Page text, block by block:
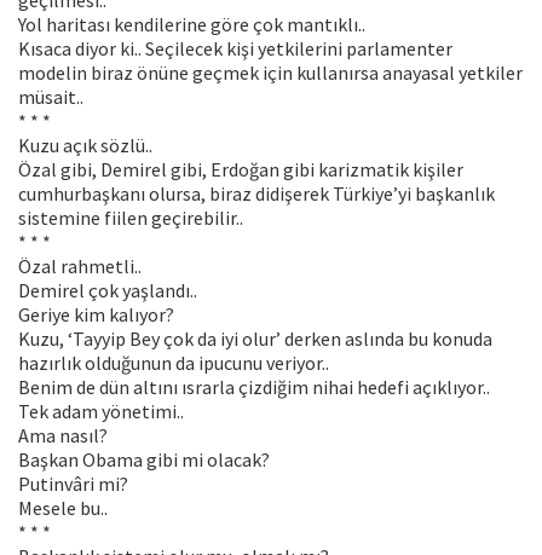
Yol haritası kendilerine göre çok mantıklı..
Kısaca diyor ki.. Seçilecek kişi yetkilerini parlamenter
modelin biraz önüne geçmek için kullanırsa anayasal yetkiler
müsait..
* * *
Kuzu açık sözlü..
Özal gibi, Demirel gibi, Erdoğan gibi karizmatik kişiler
cumhurbaşkanı olursa, biraz didişerek Türkiye’yi başkanlık
sistemine fiilen geçirebilir..
* * *
Özal rahmetli..
Demirel çok yaşlandı..
Geriye kim kalıyor?
Kuzu, ‘Tayyip Bey çok da iyi olur’ derken aslında bu konuda
hazırlık olduğunun da ipucunu veriyor..
Benim de dün altını ısrarla çizdiğim nihai hedefi açıklıyor..
Tek adam yönetimi..
Ama nasıl?
Başkan Obama gibi mi olacak?
Putinvâri mi?
Mesele bu..
* * *